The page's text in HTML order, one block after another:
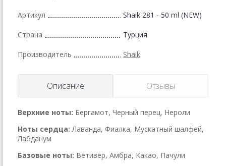
Артикул Shaik 281 - 50 ml (NEW)
Страна Турция
Производитель Shaik
Описание Отзывы
Верхние ноты: Бергамот, Черный перец, Нероли
Ноты сердца: Лаванда, Фиалка, Мускатный шалфей,
Лабданум
Базовые ноты: Ветивер, Амбра, Какао, Пачули